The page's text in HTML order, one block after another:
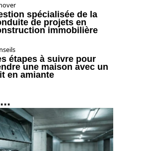
spécialisée de la
de projets en
immobilière
étapes à suivre pour
une maison avec un
en amiante